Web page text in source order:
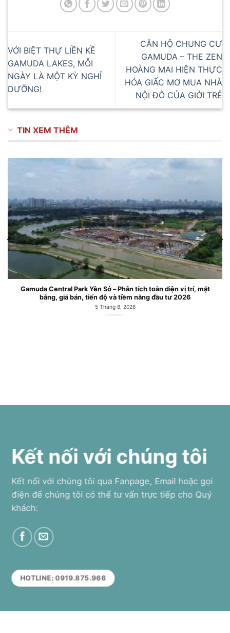
VỚI BIỆT THỰ LIỀN KỀ
GAMUDA LAKES, MỖI
NGÀY LÀ MỘT KỲ NGHỈ
DƯỠNG!
CĂN HỘ CHUNG CƯ
GAMUDA – THE ZEN
HOÀNG MAI HIỆN THỰC
HÓA GIẤC MƠ MUA NHÀ
NỘI ĐÔ CỦA GIỚI TRẺ
TIN XEM THÊM
Gamuda Central Park Yên Sở – Phân tích toàn diện vị trí, mặt
bằng, giá bán, tiến độ và tiềm năng đầu tư 2026
5 Tháng 8, 2026
Kết nối với chúng tôi
Kết nối với chúng tôi qua Fanpage, Email hoặc gọi
điện để chúng tôi có thể tư vấn trực tiếp cho Quý
khách:
HOTLINE: 0919.875.966